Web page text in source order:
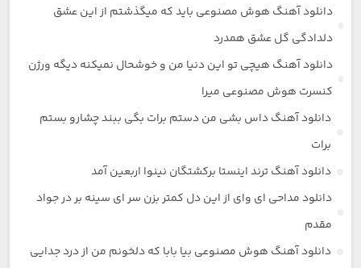
دانلود آهنگ هوش مصنوعی باید که میگذشتم از این عشق
دلدادگی گل عشق همدرد
دانلود آهنگ هیچی تو این دنیا من و خوشحال نمیکنه دیگه ورژن
کنسرت هوش مصنوعی میرا
دانلود آهنگ داس بشی من دستم برات بگی ببند چشارو بستم
برات
دانلود آهنگ ترند اینستا برکشتگان نینوا اربعین آمد
دانلود مداحی ای وای از این دل کمتر بزن سر ای سینه بر در جواد
مقدم
دانلود آهنگ هوش مصنوعی بیا بابا که دلخونم من از درد جدایی